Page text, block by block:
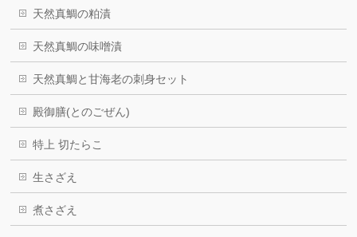
天然真鯛の粕漬
天然真鯛の味噌漬
天然真鯛と甘海老の刺身セット
殿御膳(とのごぜん)
特上 切たらこ
生さざえ
煮さざえ